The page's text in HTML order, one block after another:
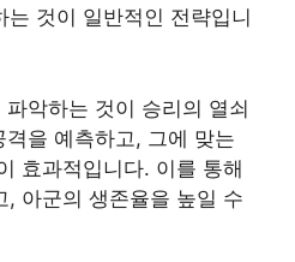
것이 일반적인 전략입니
악하는 것이 승리의 열쇠
을 예측하고, 그에 맞는
효과적입니다. 이를 통해
, 아군의 생존율을 높일 수